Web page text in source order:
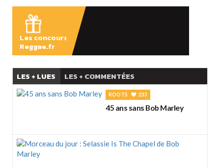
Les concours
Reggae.fr
LES + LUES LES + COMMENTÉES
ROOTS 233
45 ans sans Bob Marley